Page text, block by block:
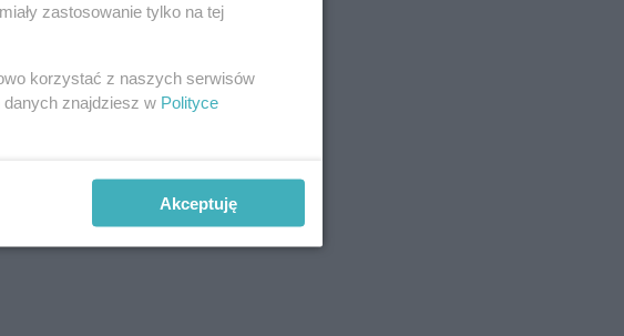
zastosowanie tylko na tej
korzystać z naszych serwisów
danych znajdziesz w Polityce
Akceptuję